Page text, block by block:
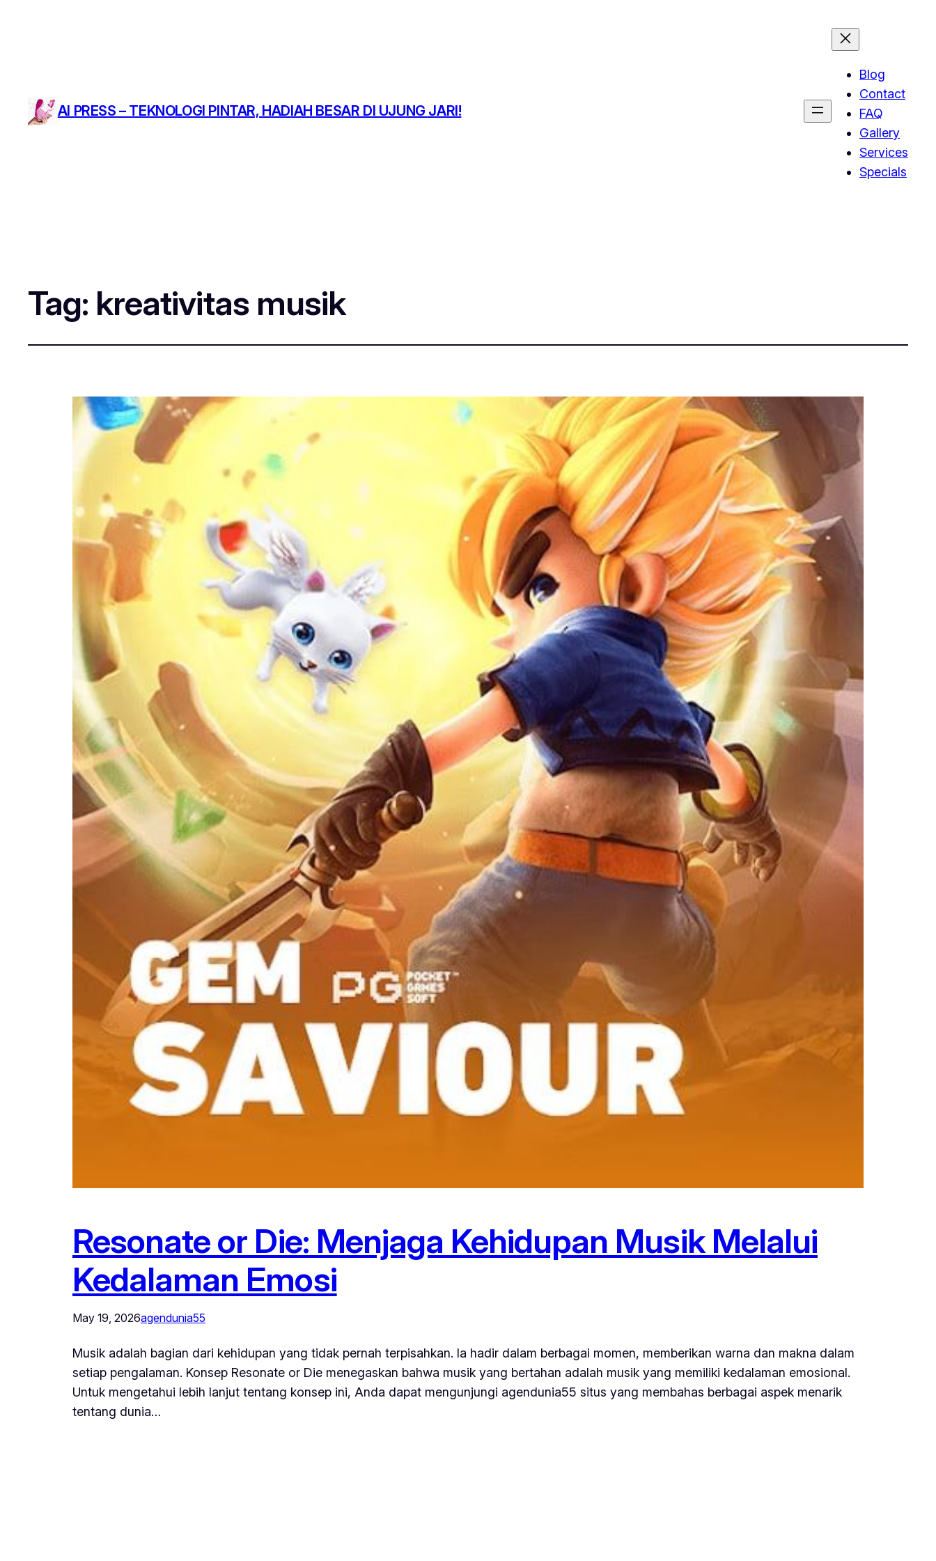
AI PRESS – TEKNOLOGI PINTAR, HADIAH BESAR DI UJUNG JARI!
Blog
Contact
FAQ
Gallery
Services
Specials
Tag: kreativitas musik
Resonate or Die: Menjaga Kehidupan Musik Melalui
Kedalaman Emosi
May 19, 2026agendunia55
Musik adalah bagian dari kehidupan yang tidak pernah terpisahkan. Ia hadir dalam berbagai momen, memberikan warna dan makna dalam
setiap pengalaman. Konsep Resonate or Die menegaskan bahwa musik yang bertahan adalah musik yang memiliki kedalaman emosional.
Untuk mengetahui lebih lanjut tentang konsep ini, Anda dapat mengunjungi agendunia55 situs yang membahas berbagai aspek menarik
tentang dunia…